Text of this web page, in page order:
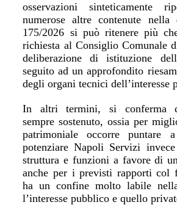
osservazioni sinteticamente
numerose altre contenute nella
175/2026 si può ritenere più
richiesta al Consiglio Comunale
deliberazione di istituzione
seguito ad un approfondito
degli organi tecnici dell’interesse
In altri termini, si conferma
sempre sostenuto, ossia per
patrimoniale occorre puntare
potenziare Napoli Servizi
struttura e funzioni a favore di
anche per i previsti rapporti col
ha un confine molto labile
l’interesse pubblico e quello